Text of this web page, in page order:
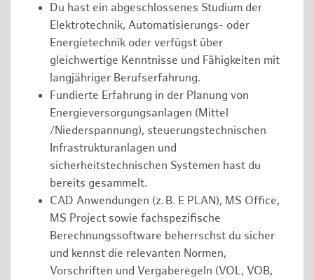
Du hast ein abgeschlossenes Studium der
Elektrotechnik, Automatisierungs- oder
Energietechnik oder verfügst über
gleichwertige Kenntnisse und Fähigkeiten mit
langjähriger Berufserfahrung.
Fundierte Erfahrung in der Planung von
Energieversorgungsanlagen (Mittel
/Niederspannung), steuerungstechnischen
Infrastrukturanlagen und
sicherheitstechnischen Systemen hast du
bereits gesammelt.
CAD Anwendungen (z. B. E PLAN), MS Office,
MS Project sowie fachspezifische
Berechnungssoftware beherrschst du sicher
und kennst die relevanten Normen,
Vorschriften und Vergaberegeln (VOL, VOB,